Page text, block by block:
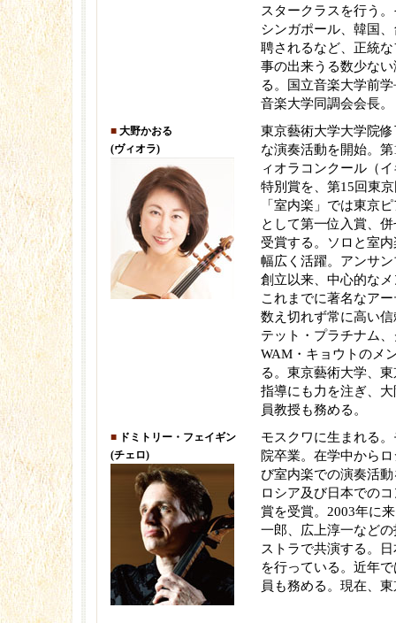
スタークラスを行う
シンガポール、韓国
聘されるなど、正統
事の出来うる数少な
る。国立音楽大学前
音楽大学同調会会長。
■ 大野かおる
(ヴィオラ)
東京藝術大学大学院
な演奏活動を開始。
ィオラコンクール（
特別賞を、第15回東
「室内楽」では東京
として第一位入賞、
受賞する。ソロと室
幅広く活躍。アンサ
創立以来、中心的な
これまでに著名なア
数え切れず常に高い
テット・プラチナム
WAM・キョウトのメ
る。東京藝術大学、
指導にも力を注ぎ、
員教授も務める。
■ ドミトリー・フェイギン
(チェロ)
モスクワに生まれる
院卒業。在学中から
び室内楽での演奏活
ロシア及び日本での
賞を受賞。2003年に
一郎、広上淳一など
ストラで共演する。
を行っている。近年
員も務める。現在、